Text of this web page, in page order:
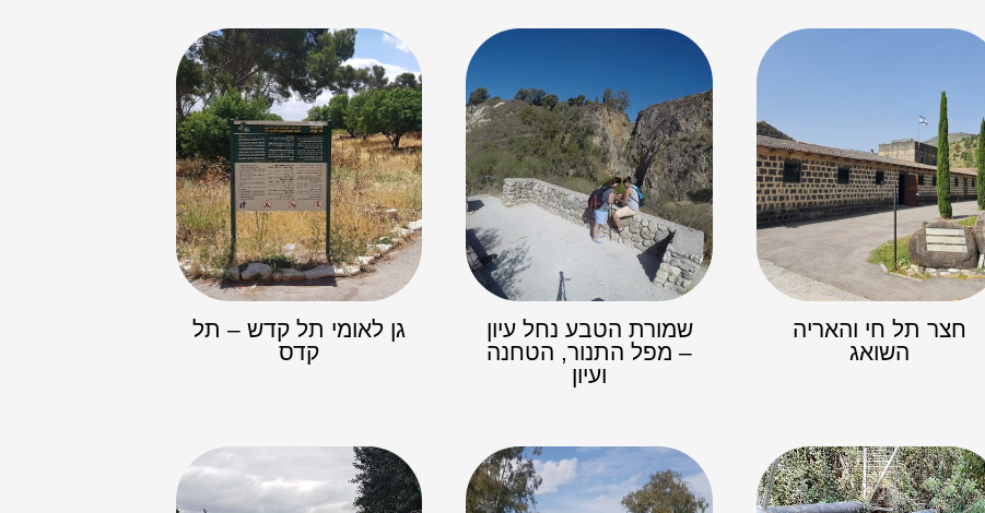
חצר תל חי והאריה
השואג
שמורת הטבע נחל עיון
– מפל התנור, הטחנה
ועיון
גן לאומי תל קדש – תל
קדס